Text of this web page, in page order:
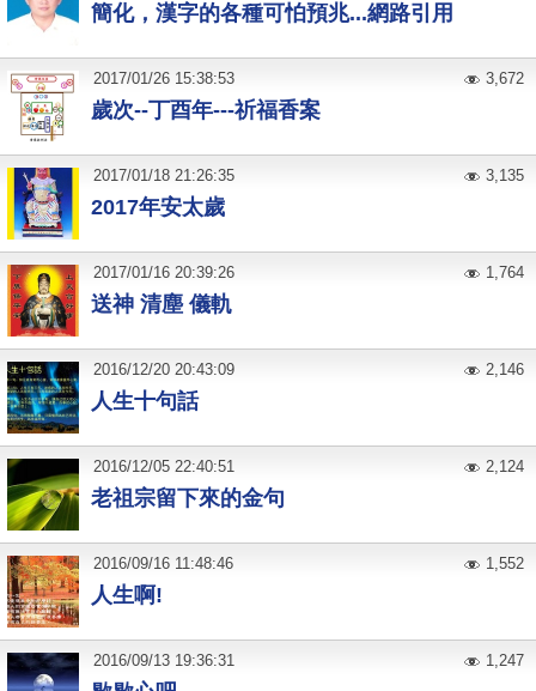
簡化，漢字的各種可怕預兆...網路引用
歲次--丁酉年---祈福香案
2017/01/26 15:38:53 3,672
2017年安太歲
2017/01/18 21:26:35 3,135
送神 清塵 儀軌
2017/01/16 20:39:26 1,764
人生十句話
2016/12/20 20:43:09 2,146
老祖宗留下來的金句
2016/12/05 22:40:51 2,124
人生啊!
2016/09/16 11:48:46 1,552
2016/09/13 19:36:31 1,247